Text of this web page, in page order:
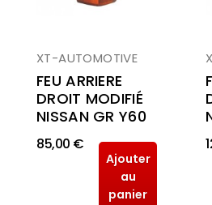
XT-AUTOMOTIVE
FEU ARRIERE
DROIT MODIFIÉ
NISSAN GR Y60
85,00 €
Ajouter
au
panier